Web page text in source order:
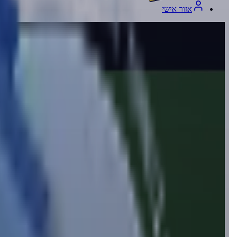
אזור אישי